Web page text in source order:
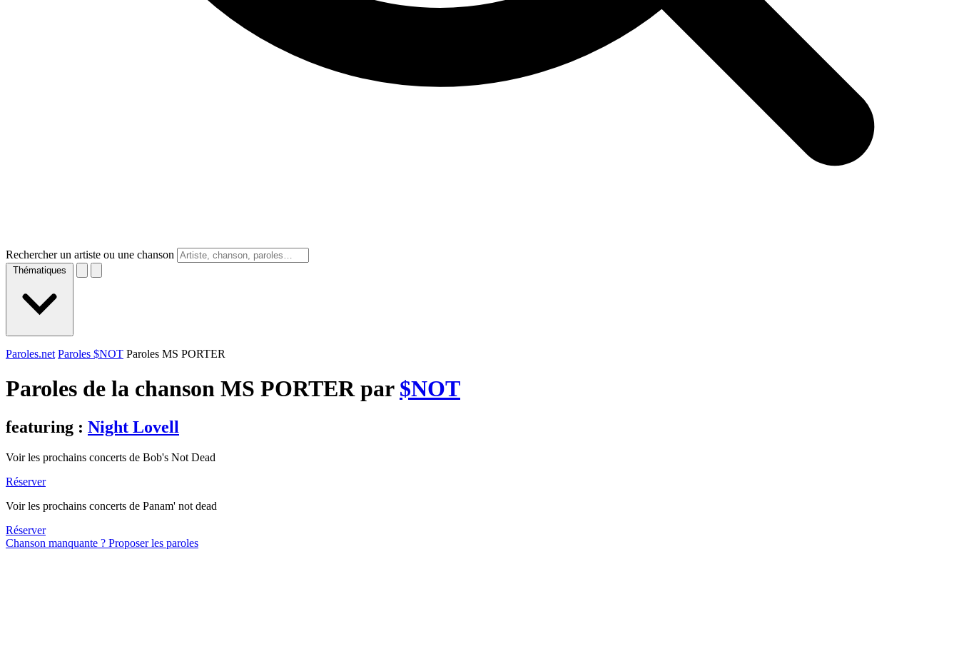
Rechercher un artiste ou une chanson
Thématiques
Paroles.net Paroles $NOT Paroles MS PORTER
Paroles de la chanson MS PORTER par $NOT
featuring : Night Lovell
Voir les prochains concerts de Bob's Not Dead
Réserver
Voir les prochains concerts de Panam' not dead
Réserver
Chanson manquante ? Proposer les paroles